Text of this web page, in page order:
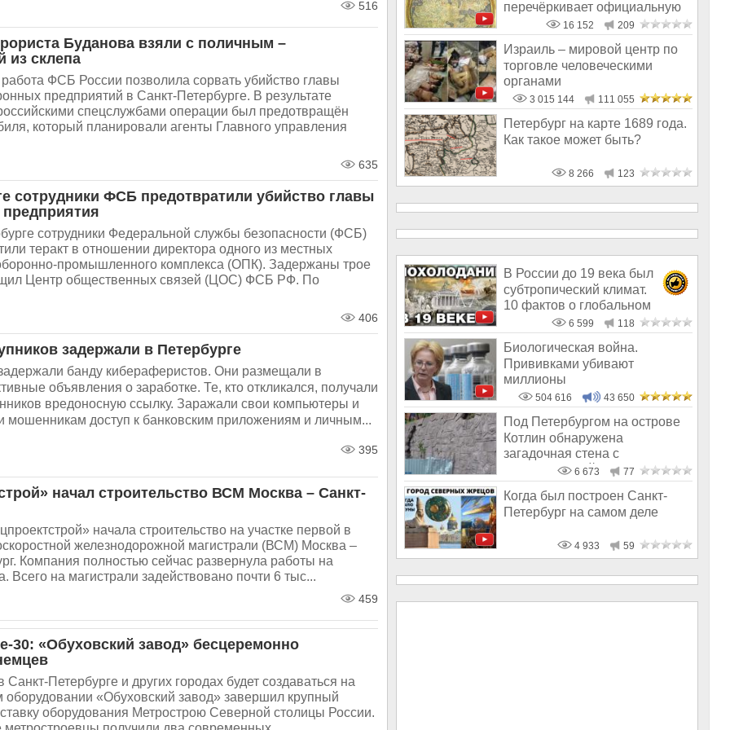
516
Буданова взяли с поличным –
из склепа
ФСБ России позволила сорвать убийство главы
предприятий в Санкт-Петербурге. В результате
спецслужбами операции был предотвращён
который планировали агенты Главного управления
635
сотрудники ФСБ предотвратили убийство главы
сотрудники Федеральной службы безопасности (ФСБ)
теракт в отношении директора одного из местных
промышленного комплекса (ОПК). Задержаны трое
Центр общественных связей (ЦОС) ФСБ РФ. По
406
задержали в Петербурге
банду кибераферистов. Они размещали в
объявления о заработке. Те, кто откликался, получали
вредоносную ссылку. Заражали свои компьютеры и
мошенникам доступ к банковским приложениям и личным...
395
начал строительство ВСМ Москва – Санкт-
начала строительство на участке первой в
железнодорожной магистрали (ВСМ) Москва –
Компания полностью сейчас развернула работы на
Всего на магистрали задействовано почти 6 тыс...
459
30: «Обуховский завод» бесцеремонно
Санкт-Петербурге и других городах будет создаваться на
оборудовании «Обуховский завод» завершил крупный
оборудования Метрострою Северной столицы России.
перечёркивает официальную
версию исто16 152 209
Израиль – мировой центр по
торговле человеческими
органами
3 015 144 111 055
Петербург на карте 1689 года.
Как такое может быть?
8 266 123
В России до 19 века был
субтропический климат.
10 фактов о глобальном
похолодании
6 599 118
Биологическая война.
Прививками убивают
миллионы
504 616 43 650
Под Петербургом на острове
Котлин обнаружена
загадочная стена с
полигональной кладк
6 673 77
Когда был построен Санкт-
Петербург на самом деле
4 933 59